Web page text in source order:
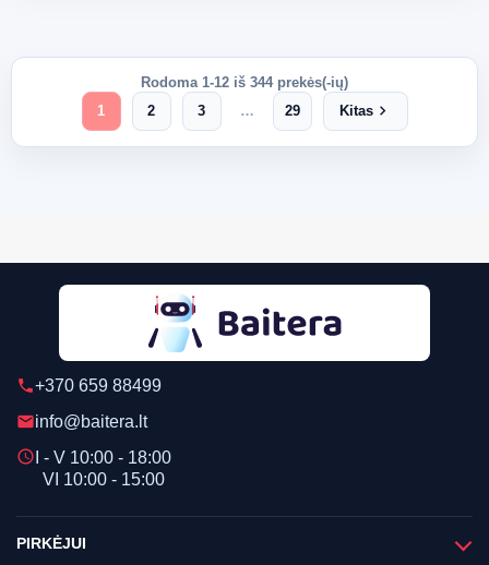
Rodoma 1-12 iš 344 prekės(-ių)
1
2 3 … 29 Kitaschevron_right
phone+370 659 88499
emailinfo@baitera.lt
schedule I - V 10:00 - 18:00
VI 10:00 - 15:00
PIRKĖJUI